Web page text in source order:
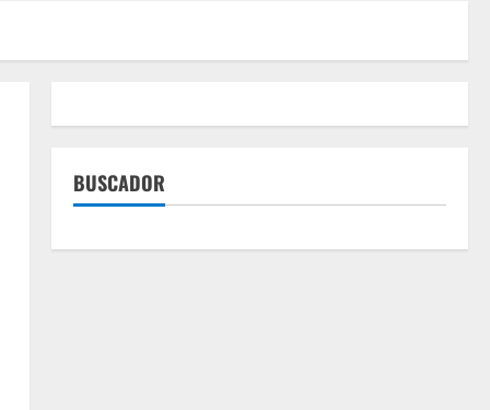
BUSCADOR